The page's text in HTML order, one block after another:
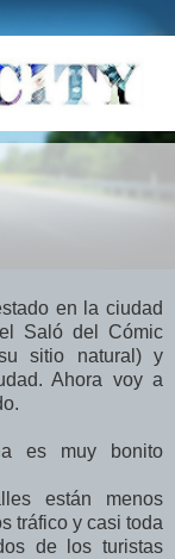
en la ciudad
Saló del Cómic
sitio natural) y
Ahora voy a
es muy bonito
están menos
tráfico y casi toda
de los turistas